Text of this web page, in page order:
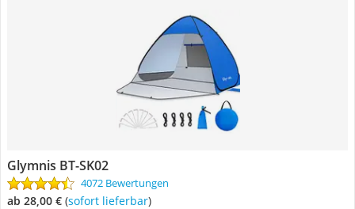
Glymnis BT-SK02
4072 Bewertungen
ab 28,00 € ( Sofort lieferbar)